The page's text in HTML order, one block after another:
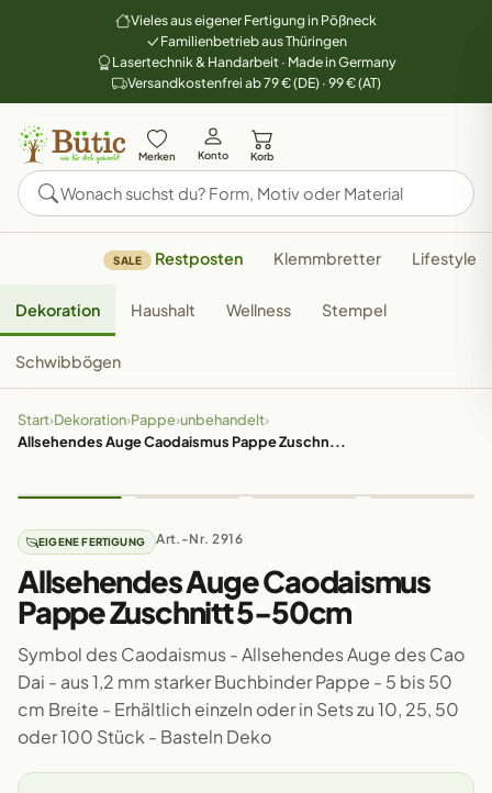
Vieles aus eigener Fertigung in Pößneck
Familienbetrieb aus Thüringen
Lasertechnik & Handarbeit · Made in Germany
Versandkostenfrei ab 79 € (DE) · 99 € (AT)
Merken Konto Korb
SALE Restposten Klemmbretter Lifestyle
Dekoration Haushalt Wellness Stempel
Schwibbögen
Start›Dekoration›Pappe›unbehandelt›
Allsehendes Auge Caodaismus Pappe Zuschn...
EIGENE FERTIGUNG Art.-Nr. 2916
Allsehendes Auge Caodaismus
Pappe Zuschnitt 5-50cm
Symbol des Caodaismus - Allsehendes Auge des Cao
Dai - aus 1,2 mm starker Buchbinder Pappe - 5 bis 50
cm Breite - Erhältlich einzeln oder in Sets zu 10, 25, 50
oder 100 Stück - Basteln Deko